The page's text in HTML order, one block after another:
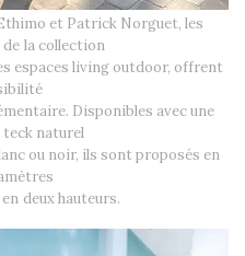
et Patrick Norguet, les
de la collection
espaces living outdoor, offrent
Disponibles avec une
naturel
ou noir, ils sont proposés en
deux hauteurs.